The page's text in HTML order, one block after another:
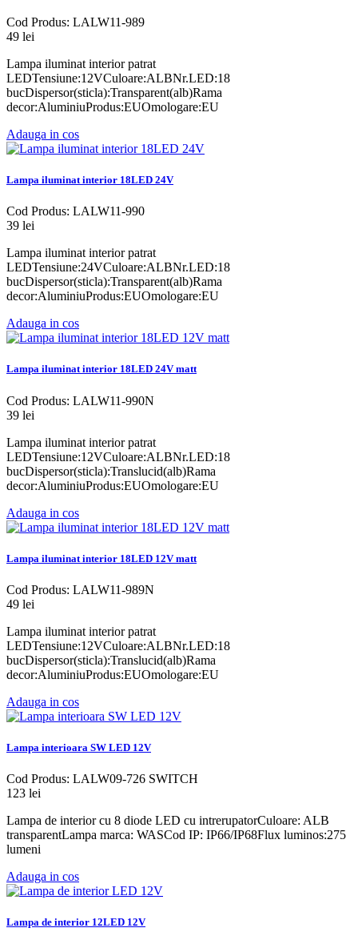
Cod Produs: LALW11-989
49 lei
Lampa iluminat interior patrat
LEDTensiune:12VCuloare:ALBNr.LED:18
bucDispersor(sticla):Transparent(alb)Rama
decor:AluminiuProdus:EUOmologare:EU
Adauga in cos
Lampa iluminat interior 18LED 24V
Cod Produs: LALW11-990
39 lei
Lampa iluminat interior patrat
LEDTensiune:24VCuloare:ALBNr.LED:18
bucDispersor(sticla):Transparent(alb)Rama
decor:AluminiuProdus:EUOmologare:EU
Adauga in cos
Lampa iluminat interior 18LED 24V matt
Cod Produs: LALW11-990N
39 lei
Lampa iluminat interior patrat
LEDTensiune:12VCuloare:ALBNr.LED:18
bucDispersor(sticla):Translucid(alb)Rama
decor:AluminiuProdus:EUOmologare:EU
Adauga in cos
Lampa iluminat interior 18LED 12V matt
Cod Produs: LALW11-989N
49 lei
Lampa iluminat interior patrat
LEDTensiune:12VCuloare:ALBNr.LED:18
bucDispersor(sticla):Translucid(alb)Rama
decor:AluminiuProdus:EUOmologare:EU
Adauga in cos
Lampa interioara SW LED 12V
Cod Produs: LALW09-726 SWITCH
123 lei
Lampa de interior cu 8 diode LED cu intrerupatorCuloare: ALB
transparentLampa marca: WASCod IP: IP66/IP68Flux luminos:275
lumeni
Adauga in cos
Lampa de interior 12LED 12V